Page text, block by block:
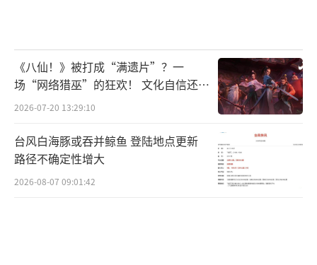
到食堂，校园中的一事一景记录着她们奋斗的
身影，时至今日依然是她们内心深处最美好的
珍藏。节目中，究竟是什么样的地方，让春妮
在摘下眼罩的那一刻热泪盈眶？是怎样的场
景，让敬一丹直呼“猝不及防”；又是怎样的
体验，勾起了刘纯燕数十年前“赶早八”的青
《八仙！》被打成“满遗片”？一
场“网络猎巫”的狂欢！ 文化自信还是
焦虑？
2026-07-20 13:29:10
台风白海豚或吞并鲸鱼 登陆地点更新
路径不确定性增大
2026-08-07 09:01:42